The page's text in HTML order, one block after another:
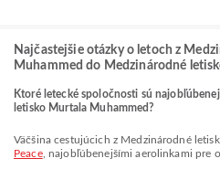
Najčastejšie otázky o letoch z
Muhammed do Medzinárodné
Ktoré letecké spoločnosti sú
letisko Murtala Muhammed?
Väčšina cestujúcich z Medzinárodné
Peace, najobľúbenejšími aerolinkami pre